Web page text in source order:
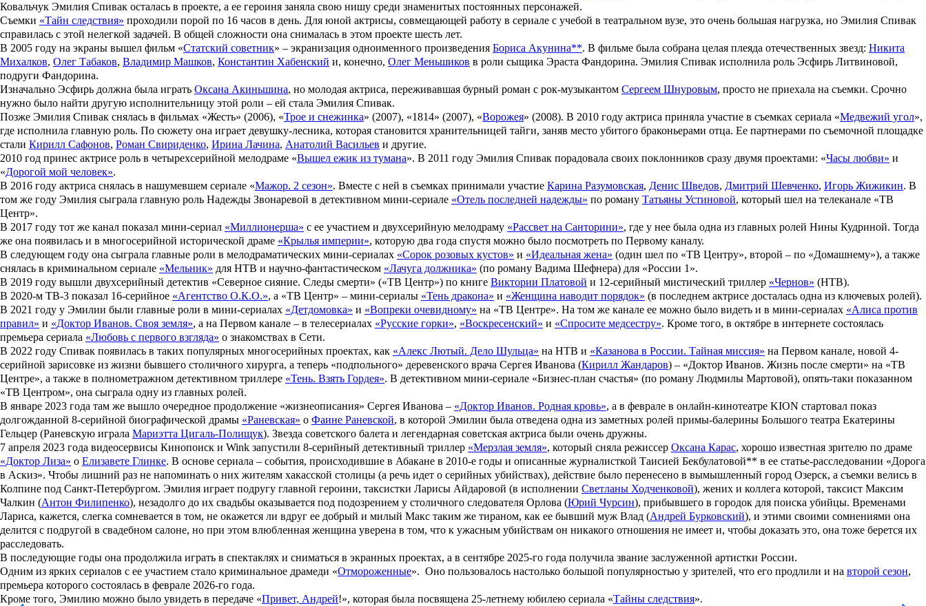
Ковальчук Эмилия Спивак осталась в проекте, а ее героиня заняла свою нишу среди знаменитых постоянных персонажей.
Съемки «Тайн следствия» проходили порой по 16 часов в день. Для юной актрисы, совмещающей работу в сериале с учебой в театральном вузе, это очень большая нагрузка, но Эмилия Спивак
справилась с этой нелегкой задачей. В общей сложности она снималась в этом проекте шесть лет.
В 2005 году на экраны вышел фильм «Статский советник» – экранизация одноименного произведения Бориса Акунина**. В фильме была собрана целая плеяда отечественных звезд: Никита
Михалков, Олег Табаков, Владимир Машков, Константин Хабенский и, конечно, Олег Меньшиков в роли сыщика Эраста Фандорина. Эмилия Спивак исполнила роль Эсфирь Литвиновой,
подруги Фандорина.
Изначально Эсфирь должна была играть Оксана Акиньшина, но молодая актриса, переживавшая бурный роман с рок-музыкантом Сергеем Шнуровым, просто не приехала на съемки. Срочно
нужно было найти другую исполнительницу этой роли – ей стала Эмилия Спивак.
Позже Эмилия Спивак снялась в фильмах «Жесть» (2006), «Трое и снежинка» (2007), «1814» (2007), «Ворожея» (2008). В 2010 году актриса приняла участие в съемках сериала «Медвежий угол»,
где исполнила главную роль. По сюжету она играет девушку-лесника, которая становится хранительницей тайги, заняв место убитого браконьерами отца. Ее партнерами по съемочной площадке
стали Кирилл Сафонов, Роман Свириденко, Ирина Лачина, Анатолий Васильев и другие.
2010 год принес актрисе роль в четырехсерийной мелодраме «Вышел ежик из тумана». В 2011 году Эмилия Спивак порадовала своих поклонников сразу двумя проектами: «Часы любви» и
«Дорогой мой человек».
В 2016 году актриса снялась в нашумевшем сериале «Мажор. 2 сезон». Вместе с ней в съемках принимали участие Карина Разумовская, Денис Шведов, Дмитрий Шевченко, Игорь Жижикин. В
том же году Эмилия сыграла главную роль Надежды Звонаревой в детективном мини-сериале «Отель последней надежды» по роману Татьяны Устиновой, который шел на телеканале «ТВ
Центр».
В 2017 году тот же канал показал мини-сериал «Миллионерша» с ее участием и двухсерийную мелодраму «Рассвет на Санторини», где у нее была одна из главных ролей Нины Кудриной. Тогда
же она появилась и в многосерийной исторической драме «Крылья империи», которую два года спустя можно было посмотреть по Первому каналу.
В следующем году она сыграла главные роли в мелодраматических мини-сериалах «Сорок розовых кустов» и «Идеальная жена» (один шел по «ТВ Центру», второй – по «Домашнему»), а также
снялась в криминальном сериале «Мельник» для НТВ и научно-фантастическом «Лачуга должника» (по роману Вадима Шефнера) для «России 1».
В 2019 году вышли двухсерийный детектив «Северное сияние. Следы смерти» («ТВ Центр») по книге Виктории Платовой и 12-серийный мистический триллер «Чернов» (НТВ).
В 2020-м ТВ-3 показал 16-серийное «Агентство О.К.О.», а «ТВ Центр» – мини-сериалы «Тень дракона» и «Женщина наводит порядок» (в последнем актрисе досталась одна из ключевых ролей).
В 2021 году у Эмилии были главные роли в мини-сериалах «Детдомовка» и «Вопреки очевидному» на «ТВ Центре». На том же канале ее можно было видеть и в мини-сериалах «Алиса против
правил» и «Доктор Иванов. Своя земля», а на Первом канале – в телесериалах «Русские горки», «Воскресенский» и «Спросите медсестру». Кроме того, в октябре в интернете состоялась
премьера сериала «Любовь с первого взгляда» о знакомствах в Сети.
В 2022 году Спивак появилась в таких популярных многосерийных проектах, как «Алекс Лютый. Дело Шульца» на НТВ и «Казанова в России. Тайная миссия» на Первом канале, новой 4-
серийной зарисовке из жизни бывшего столичного хирурга, а теперь «подпольного» деревенского врача Сергея Иванова (Кирилл Жандаров) – «Доктор Иванов. Жизнь после смерти» на «ТВ
Центре», а также в полнометражном детективном триллере «Тень. Взять Гордея». В детективном мини-сериале «Бизнес-план счастья» (по роману Людмилы Мартовой), опять-таки показанном
«ТВ Центром», она сыграла одну из главных ролей.
В январе 2023 года там же вышло очередное продолжение «жизнеописания» Сергея Иванова – «Доктор Иванов. Родная кровь», а в феврале в онлайн-кинотеатре KION стартовал показ
долгожданной 8-серийной биографической драмы «Раневская» о Фаине Раневской, в которой Эмилии была отведена одна из заметных ролей примы-балерины Большого театра Екатерины
Гельцер (Раневскую играла Мариэтта Цигаль-Полищук). Звезда советского балета и легендарная советская актриса были очень дружны.
7 апреля 2023 года видеосервисы Кинопоиск и Wink запустили 8-серийный детективный триллер «Мерзлая земля», который сняла режиссер Оксана Карас, хорошо известная зрителю по драме
«Доктор Лиза» о Елизавете Глинке. В основе сериала – события, происходившие в Абакане в 2010-е годы и описанные журналисткой Таисией Бекбулатовой** в ее статье-расследовании «Дорога
в Аскиз». Чтобы лишний раз не напоминать о них жителям хакасской столицы (а речь идет о серийных убийствах), действие было перенесено в вымышленный город Озерск, а съемки велись в
Колпине под Санкт-Петербургом. Эмилия играет подругу главной героини, таксистки Ларисы Айдаровой (в исполнении Светланы Ходченковой), жених и коллега которой, таксист Максим
Чалкин (Антон Филипенко), незадолго до их свадьбы оказывается под подозрением у столичного следователя Орлова (Юрий Чурсин), прибывшего в городок для поиска убийцы. Временами
Лариса, кажется, слегка сомневается в том, не окажется ли вдруг ее добрый и милый Макс таким же тираном, как ее бывший муж Влад (Андрей Бурковский), и этими своими сомнениями она
делится с подругой в свадебном салоне, но при этом влюбленная женщина уверена в том, что к ужасным убийствам он никакого отношения не имеет и, чтобы доказать это, она тоже берется их
расследовать.
В последующие годы она продолжила играть в спектаклях и сниматься в экранных проектах, а в сентябре 2025-го года получила звание заслуженной артистки России.
Одним из ярких сериалов с ее участием стало криминальное драмеди «Отмороженные». Оно пользовалось настолько большой популярностью у зрителей, что его продлили и на второй сезон,
премьера которого состоялась в феврале 2026-го года.
Кроме того, Эмилию можно было увидеть в передаче «Привет, Андрей!», которая была посвящена 25-летнему юбилею сериала «Тайны следствия».